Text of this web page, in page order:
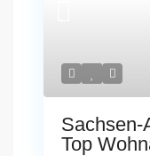
Sachsen-
Top